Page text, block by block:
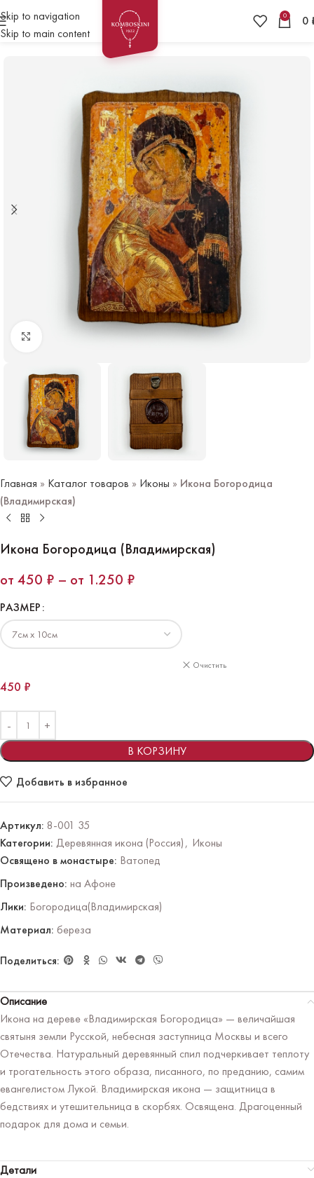
Skip to navigation
Skip to main content
0 0
Нажмите чтобы увеличить
Главная » Каталог товаров » Иконы » Икона Богородица
(Владимирская)
Икона Богородица (Владимирская)
450 ₽ – 1.250 ₽
РАЗМЕР
Очистить
450 ₽
В КОРЗИНУ
Добавить в избранное
Артикул: 8-001 35
Категории: Деревянная икона (Россия), Иконы
Освящено в монастыре: Ватопед
Произведено: на Афоне
Лики: Богородица(Владимирская)
Материал: береза
Поделиться:
Описание
Икона на дереве «Владимирская Богородица» — величайшая
святыня земли Русской, небесная заступница Москвы и всего
Отечества. Натуральный деревянный спил подчеркивает теплоту
и трогательность этого образа, писанного, по преданию, самим
евангелистом Лукой. Владимирская икона — защитница в
бедствиях и утешительница в скорбях. Освящена. Драгоценный
подарок для дома и семьи.
Детали